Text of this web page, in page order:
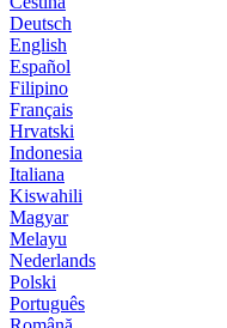
Deutsch
English
Español
Filipino
Français
Hrvatski
Indonesia
Italiana
Kiswahili
Magyar
Melayu
Nederlands
Polski
Português